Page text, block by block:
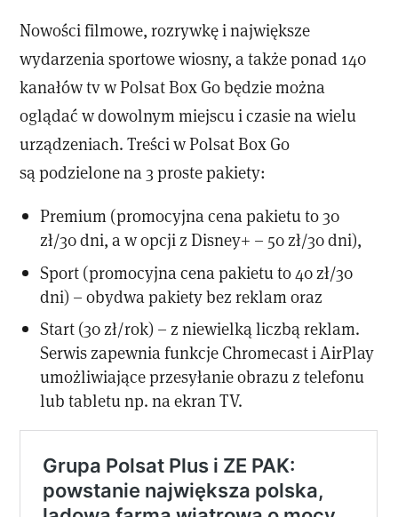
Nowości filmowe, rozrywkę i największe
wydarzenia sportowe wiosny, a także ponad 140
kanałów tv w Polsat Box Go będzie można
oglądać w dowolnym miejscu i czasie na wielu
urządzeniach. Treści w Polsat Box Go
są podzielone na 3 proste pakiety:
Premium (promocyjna cena pakietu to 30
zł/30 dni, a w opcji z Disney+ – 50 zł/30 dni),
Sport (promocyjna cena pakietu to 40 zł/30
dni) – obydwa pakiety bez reklam oraz
Start (30 zł/rok) – z niewielką liczbą reklam.
Serwis zapewnia funkcje Chromecast i AirPlay
umożliwiające przesyłanie obrazu z telefonu
lub tabletu np. na ekran TV.